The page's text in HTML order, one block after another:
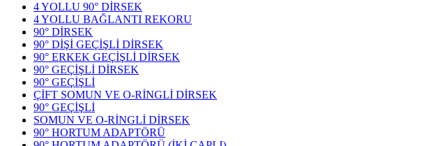
4 YOLLU 90° DİRSEK
4 YOLLU BAĞLANTI REKORU
90° DİRSEK
90° DİŞİ GEÇİŞLİ DİRSEK
90° ERKEK GEÇİŞLİ DİRSEK
90° GEÇİŞLİ DİRSEK
90° GEÇİŞLİ
ÇİFT SOMUN VE O-RİNGLİ DİRSEK
90° GEÇİŞLİ
SOMUN VE O-RİNGLİ DİRSEK
90° HORTUM ADAPTÖRÜ